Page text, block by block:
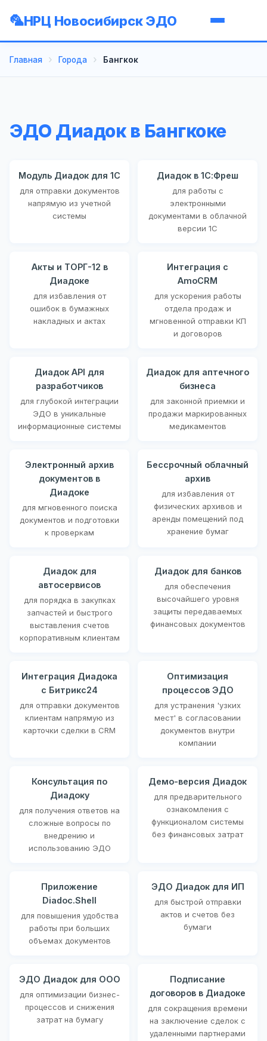
НРЦ Новосибирск ЭДО
Главная Города Бангкок
ЭДО Диадок в Бангкоке
Модуль Диадок для 1С
для отправки документов
напрямую из учетной
системы
Диадок в 1С:Фреш
для работы с
электронными
документами в облачной
версии 1С
Акты и ТОРГ-12 в
Диадоке
для избавления от
ошибок в бумажных
накладных и актах
Интеграция с
AmoCRM
для ускорения работы
отдела продаж и
мгновенной отправки КП
и договоров
Диадок API для
разработчиков
для глубокой интеграции
ЭДО в уникальные
информационные системы
Диадок для аптечного
бизнеса
для законной приемки и
продажи маркированных
медикаментов
Электронный архив
документов в
Диадоке
для мгновенного поиска
документов и подготовки
к проверкам
Бессрочный облачный
архив
для избавления от
физических архивов и
аренды помещений под
хранение бумаг
Диадок для
автосервисов
для порядка в закупках
запчастей и быстрого
выставления счетов
корпоративным клиентам
Диадок для банков
для обеспечения
высочайшего уровня
защиты передаваемых
финансовых документов
Интеграция Диадока
с Битрикс24
для отправки документов
клиентам напрямую из
карточки сделки в CRM
Оптимизация
процессов ЭДО
для устранения 'узких
мест' в согласовании
документов внутри
компании
Консультация по
Диадоку
для получения ответов на
сложные вопросы по
внедрению и
использованию ЭДО
Демо-версия Диадок
для предварительного
ознакомления с
функционалом системы
без финансовых затрат
Приложение
Diadoc.Shell
для повышения удобства
работы при больших
объемах документов
ЭДО Диадок для ИП
для быстрой отправки
актов и счетов без
бумаги
ЭДО Диадок для ООО
для оптимизации бизнес-
процессов и снижения
затрат на бумагу
Подписание
договоров в Диадоке
для сокращения времени
на заключение сделок с
удаленными партнерами